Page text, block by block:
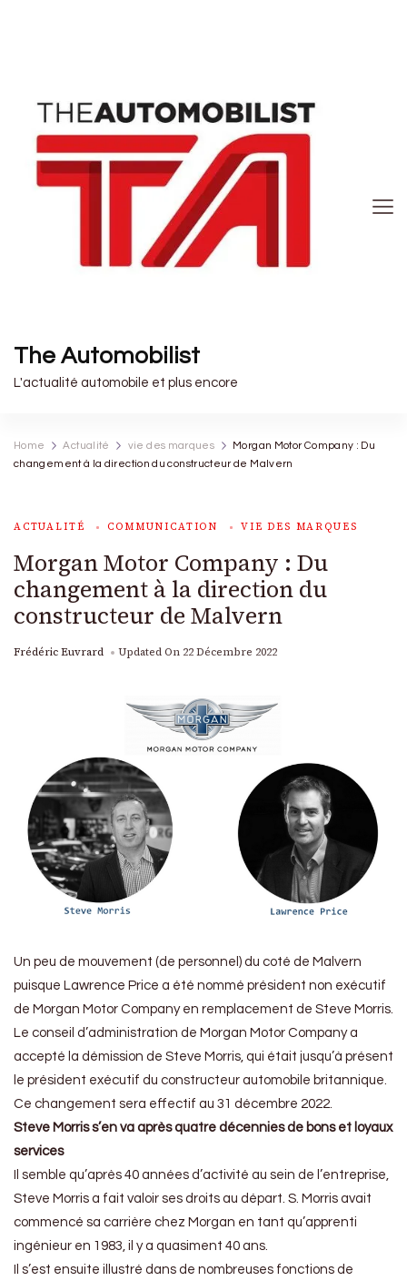
The Automobilist
L'actualité automobile et plus encore
Home Actualité vie des marques
Morgan Motor Company : Du
changement à la direction du constructeur de Malvern
ACTUALITÉ COMMUNICATION VIE DES MARQUES
Morgan Motor Company : Du
changement à la direction du
constructeur de Malvern
Frédéric Euvrard Updated On 22 Décembre 2022
Un peu de mouvement (de personnel) du coté de Malvern
puisque Lawrence Price a été nommé président non exécutif
de Morgan Motor Company en remplacement de Steve Morris.
Le conseil d’administration de Morgan Motor Company a
accepté la démission de Steve Morris, qui était jusqu’à présent
le président exécutif du constructeur automobile britannique.
Ce changement sera effectif au 31 décembre 2022.
Steve Morris s’en va après quatre décennies de bons et loyaux
services
Il semble qu’après 40 années d’activité au sein de l’entreprise,
Steve Morris a fait valoir ses droits au départ. S. Morris avait
commencé sa carrière chez Morgan en tant qu’apprenti
ingénieur en 1983, il y a quasiment 40 ans.
Il s’est ensuite illustré dans de nombreuses fonctions de